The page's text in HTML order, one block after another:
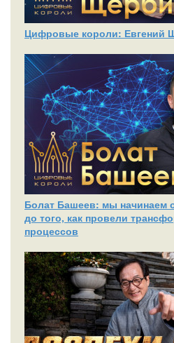
Цифровые короли: Евгений
Болат Башеев: мы начинаем
до того, как провели
процессов